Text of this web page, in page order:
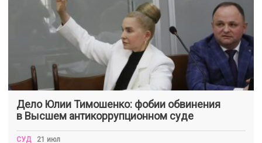
Дело Юлии Тимошенко: фобии обвинения
в Высшем антикоррупционном суде
СУД 21 июл